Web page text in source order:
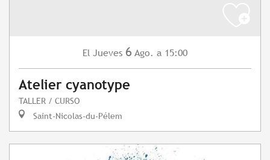
El Jueves 6 Ago. a 15:00
Atelier cyanotype
TALLER / CURSO
Saint-Nicolas-du-Pélem